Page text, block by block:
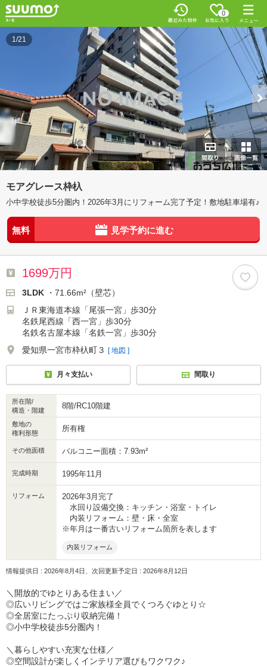
0
1/21
モアグレース枠杁
小中学校徒歩5分圏内！2026年3月にリフォーム完了予定！敷地駐車場有♪
無料 見学予約に進む
1699万円
3LDK
・71.66m²（壁芯）
ＪＲ東海道本線「尾張一宮」歩30分
名鉄尾西線「西一宮」歩30分
名鉄名古屋本線「名鉄一宮」歩30分
愛知県一宮市枠杁町３ [ 地図 ]
月々支払い 間取り
所在階/
構造・階建
8階/RC10階建
敷地の
権利形態
所有権
その他面積 バルコニー面積：7.93m²
完成時期 1995年11月
リフォーム
2026年3月完了
水回り設備交換：キッチン・浴室・トイレ
内装リフォーム：壁・床・全室
※年月は一番古いリフォーム箇所を表します
内装リフォーム
情報提供日 : 2026年8月4日、次回更新予定日 : 2026年8月12日
＼開放的でゆとりある住まい／
◎広いリビングではご家族様全員でくつろぐゆとり☆
◎全居室にたっぷり収納完備！
◎小中学校徒歩5分圏内！
＼暮らしやすい充実な仕様／
◎空間設計が楽しくインテリア選びもワクワク♪